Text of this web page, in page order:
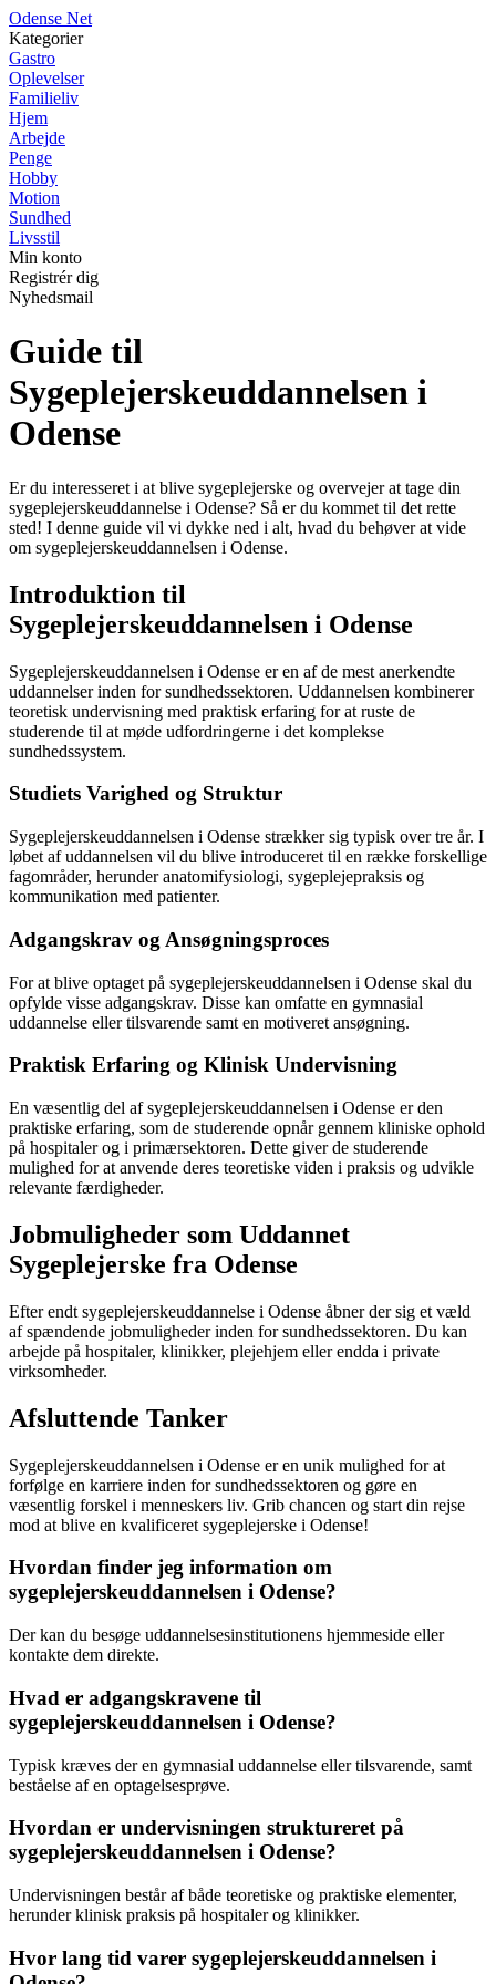
Odense Net
Kategorier
Gastro
Oplevelser
Familieliv
Hjem
Arbejde
Penge
Hobby
Motion
Sundhed
Livsstil
Min konto
Registrér dig
Nyhedsmail
Guide til
Sygeplejerskeuddannelsen i
Odense
Er du interesseret i at blive sygeplejerske og overvejer at tage din
sygeplejerskeuddannelse i Odense? Så er du kommet til det rette
sted! I denne guide vil vi dykke ned i alt, hvad du behøver at vide
om sygeplejerskeuddannelsen i Odense.
Introduktion til
Sygeplejerskeuddannelsen i Odense
Sygeplejerskeuddannelsen i Odense er en af de mest anerkendte
uddannelser inden for sundhedssektoren. Uddannelsen kombinerer
teoretisk undervisning med praktisk erfaring for at ruste de
studerende til at møde udfordringerne i det komplekse
sundhedssystem.
Studiets Varighed og Struktur
Sygeplejerskeuddannelsen i Odense strækker sig typisk over tre år. I
løbet af uddannelsen vil du blive introduceret til en række forskellige
fagområder, herunder anatomifysiologi, sygeplejepraksis og
kommunikation med patienter.
Adgangskrav og Ansøgningsproces
For at blive optaget på sygeplejerskeuddannelsen i Odense skal du
opfylde visse adgangskrav. Disse kan omfatte en gymnasial
uddannelse eller tilsvarende samt en motiveret ansøgning.
Praktisk Erfaring og Klinisk Undervisning
En væsentlig del af sygeplejerskeuddannelsen i Odense er den
praktiske erfaring, som de studerende opnår gennem kliniske ophold
på hospitaler og i primærsektoren. Dette giver de studerende
mulighed for at anvende deres teoretiske viden i praksis og udvikle
relevante færdigheder.
Jobmuligheder som Uddannet
Sygeplejerske fra Odense
Efter endt sygeplejerskeuddannelse i Odense åbner der sig et væld
af spændende jobmuligheder inden for sundhedssektoren. Du kan
arbejde på hospitaler, klinikker, plejehjem eller endda i private
virksomheder.
Afsluttende Tanker
Sygeplejerskeuddannelsen i Odense er en unik mulighed for at
forfølge en karriere inden for sundhedssektoren og gøre en
væsentlig forskel i menneskers liv. Grib chancen og start din rejse
mod at blive en kvalificeret sygeplejerske i Odense!
Hvordan finder jeg information om
sygeplejerskeuddannelsen i Odense?
Der kan du besøge uddannelsesinstitutionens hjemmeside eller
kontakte dem direkte.
Hvad er adgangskravene til
sygeplejerskeuddannelsen i Odense?
Typisk kræves der en gymnasial uddannelse eller tilsvarende, samt
beståelse af en optagelsesprøve.
Hvordan er undervisningen struktureret på
sygeplejerskeuddannelsen i Odense?
Undervisningen består af både teoretiske og praktiske elementer,
herunder klinisk praksis på hospitaler og klinikker.
Hvor lang tid varer sygeplejerskeuddannelsen i